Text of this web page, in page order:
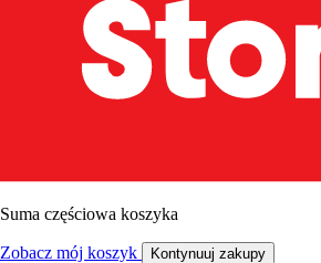
Suma częściowa koszyka
Zobacz mój koszyk Kontynuuj zakupy